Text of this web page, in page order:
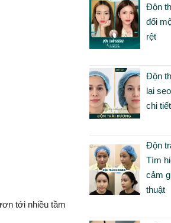
tới nhiều tầm
Độn
đổi
rệt
Độn
lại
chi
Độn
Tìm
cảm
thuật